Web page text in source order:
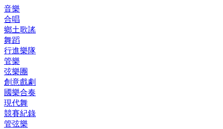
音樂
合唱
鄉土歌謠
舞蹈
行進樂隊
管樂
弦樂團
創意戲劇
國樂合奏
現代舞
競賽紀錄
管弦樂